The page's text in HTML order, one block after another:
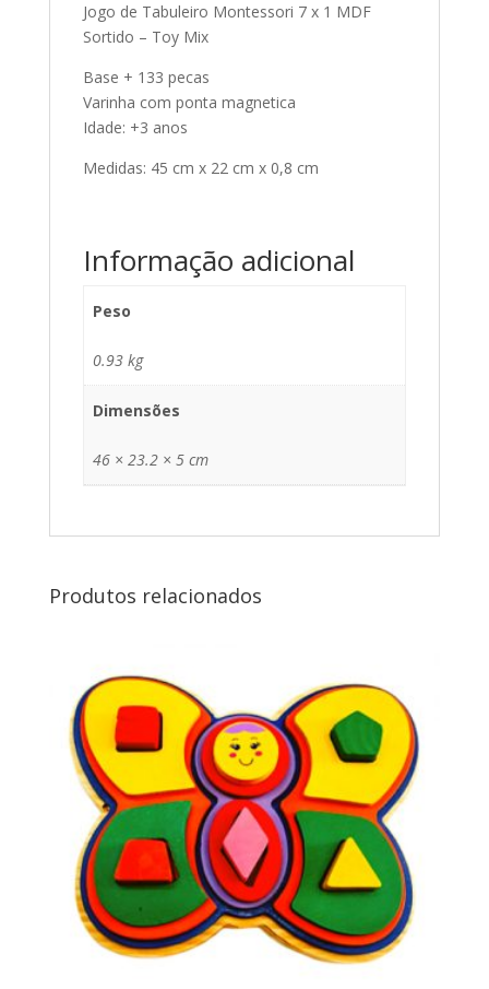
Jogo de Tabuleiro Montessori 7 x 1 MDF
Sortido – Toy Mix
Base + 133 pecas
Varinha com ponta magnetica
Idade: +3 anos
Medidas: 45 cm x 22 cm x 0,8 cm
Informação adicional
Peso
0.93 kg
Dimensões
46 × 23.2 × 5 cm
Produtos relacionados